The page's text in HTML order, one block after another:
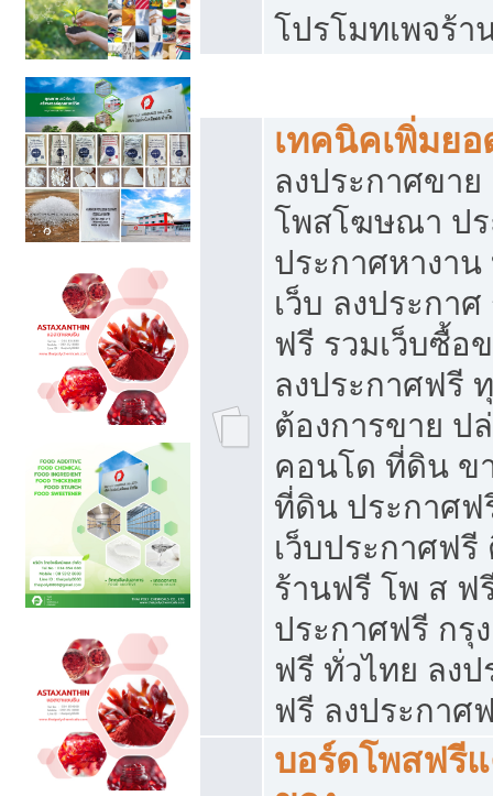
โปรโมทเพจร้า
เทคนิคเพิ่มย
ลงประกาศขา
โพสโฆษณา ป
ประกาศหางา
เว็บ ลงประกา
ฟรี รวมเว็บซื้อ
ลงประกาศฟรี
ต้องการขาย ป
คอนโด ที่ดิน ข
ที่ดิน ประกาศฟ
เว็บประกาศฟ
ร้านฟรี โพ ส ฟ
ประกาศฟรี กรุ
ฟรี ทั่วไทย ลง
ฟรี ลงประกาศ
บอร์ดโพสฟรี